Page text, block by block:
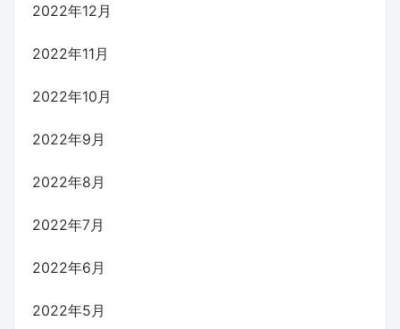
2022年12月
2022年11月
2022年10月
2022年9月
2022年8月
2022年7月
2022年6月
2022年5月